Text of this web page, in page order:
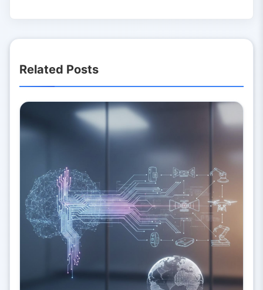
Related Posts